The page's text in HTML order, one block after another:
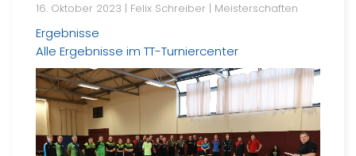
16. Oktober 2023 | Felix Schreiber | Meisterschaften
Ergebnisse
Alle Ergebnisse im TT-Turniercenter